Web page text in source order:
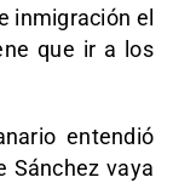
inmigración el
que ir a los
entendió
Sánchez vaya